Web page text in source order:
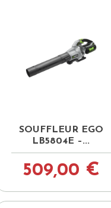
Aperçu rapide
SOUFFLEUR EGO
LB5804E –...
509,00 €